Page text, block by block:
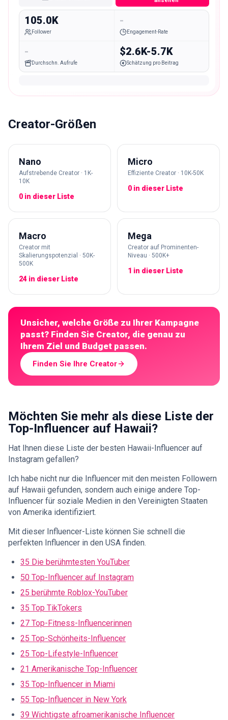
105.0K
Follower
-
Engagement-Rate
-
Durchschn. Aufrufe
$2.6K-5.7K
Schätzung pro Beitrag
Creator-Größen
Nano
Aufstrebende Creator · 1K-
10K
0 in dieser Liste
Micro
Effiziente Creator · 10K-50K
0 in dieser Liste
Macro
Creator mit
Skalierungspotenzial · 50K-
500K
24 in dieser Liste
Mega
Creator auf Prominenten-
Niveau · 500K+
1 in dieser Liste
Unsicher, welche Größe zu Ihrer Kampagne
passt? Finden Sie Creator, die genau zu
Ihrem Ziel und Budget passen.
Finden Sie Ihre Creator
Möchten Sie mehr als diese Liste der
Top-Influencer auf Hawaii?
Hat Ihnen diese Liste der besten Hawaii-Influencer auf
Instagram gefallen?
Ich habe nicht nur die Influencer mit den meisten Followern
auf Hawaii gefunden, sondern auch einige andere Top-
Influencer für soziale Medien in den Vereinigten Staaten
von Amerika identifiziert.
Mit dieser Influencer-Liste können Sie schnell die
perfekten Influencer in den USA finden.
35 Die berühmtesten YouTuber
50 Top-Influencer auf Instagram
25 berühmte Roblox-YouTuber
35 Top TikTokers
27 Top-Fitness-Influencerinnen
25 Top-Schönheits-Influencer
25 Top-Lifestyle-Influencer
21 Amerikanische Top-Influencer
35 Top-Influencer in Miami
55 Top-Influencer in New York
39 Wichtigste afroamerikanische Influencer